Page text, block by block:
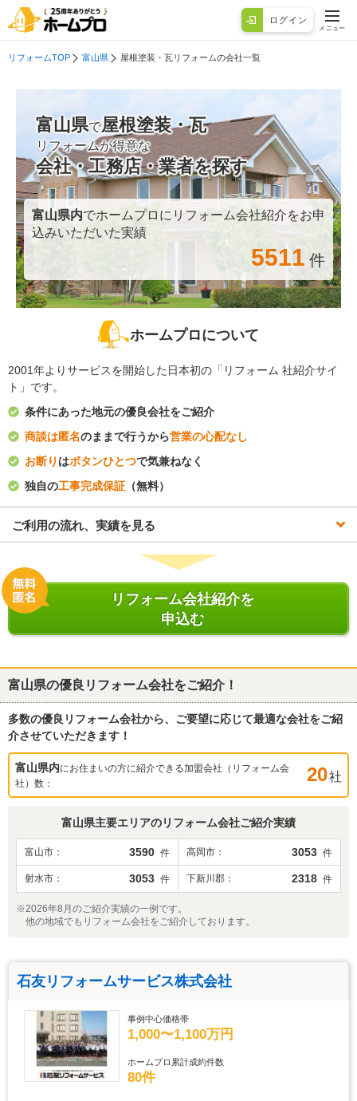
ログイン
メニュー
リフォームTOP 富山県 屋根塗装・瓦リフォームの会社一覧
富山県で屋根塗装・瓦
リフォームが得意な
会社・工務店・業者を探す
富山県内でホームプロにリフォーム会社紹介をお申
込みいただいた実績
5511 件
ホームプロについて
2001年よりサービスを開始した日本初の「リフォーム 社紹介サイ
ト」です。
条件にあった地元の優良会社をご紹介
商談は匿名のままで行うから営業の心配なし
お断り はボタンひとつで気兼ねなく
独自の工事完成保証 （無料）
ご利用の流れ、実績を見る
リフォーム会社紹介を
申込む
富山県の優良リフォーム会社をご紹介！
多数の優良リフォーム会社から、ご要望に応じて最適な会社をご紹
介させていただきます！
富山県内にお住まいの方に紹介できる加盟会社（リフォーム会
社）数：
20社
富山県主要エリアのリフォーム会社ご紹介実績
富山市 3590 件 高岡市 3053 件
射水市 3053 件 下新川郡 2318 件
※2026年8月のご紹介実績の一例です。
他の地域でもリフォーム会社をご紹介しております。
石友リフォームサービス株式会社
事例中心価格帯
1,000〜1,100万円
ホームプロ累計成約件数
80件